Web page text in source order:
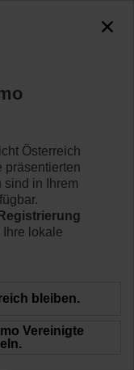
Österreich
präsentierten
sind in Ihrem
Ihre lokale
bleiben.
Vereinigte